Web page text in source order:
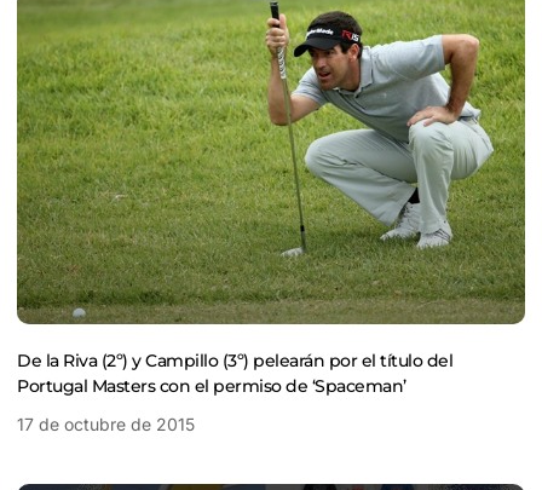
De la Riva (2º) y Campillo (3º) pelearán por el título del
Portugal Masters con el permiso de ‘Spaceman’
17 de octubre de 2015